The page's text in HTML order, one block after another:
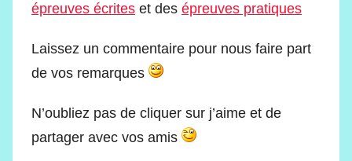
épreuves écrites et des épreuves pratiques
Laissez un commentaire pour nous faire part
de vos remarques
N’oubliez pas de cliquer sur j’aime et de
partager avec vos amis